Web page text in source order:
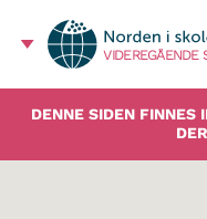
VIDEREGÅENDE
DENNE SIDEN FINNES